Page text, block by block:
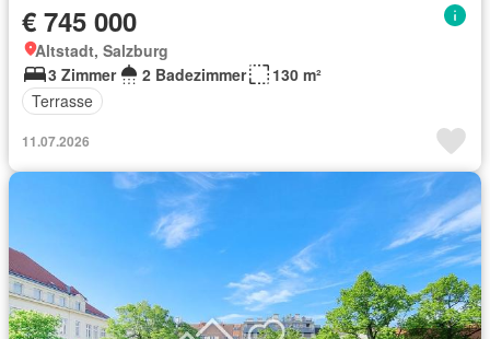
€ 745 000
Altstadt, Salzburg
3 Zimmer
2 Badezimmer
130 m²
Terrasse
11.07.2026